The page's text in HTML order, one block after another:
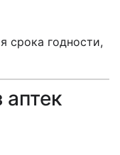
срока годности,
аптек